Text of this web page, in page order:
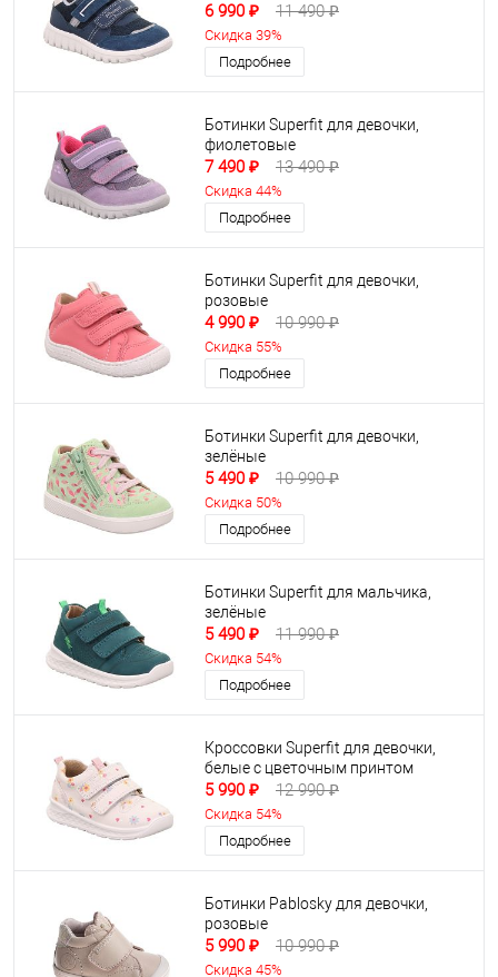
6 990 ₽ 11 490 ₽
Скидка 39%
Подробнее
Ботинки Superfit для девочки,
фиолетовые
7 490 ₽ 13 490 ₽
Скидка 44%
Подробнее
Ботинки Superfit для девочки,
розовые
4 990 ₽ 10 990 ₽
Скидка 55%
Подробнее
Ботинки Superfit для девочки,
зелёные
5 490 ₽ 10 990 ₽
Скидка 50%
Подробнее
Ботинки Superfit для мальчика,
зелёные
5 490 ₽ 11 990 ₽
Скидка 54%
Подробнее
Кроссовки Superfit для девочки,
белые с цветочным принтом
5 990 ₽ 12 990 ₽
Скидка 54%
Подробнее
Ботинки Pablosky для девочки,
розовые
5 990 ₽ 10 990 ₽
Скидка 45%